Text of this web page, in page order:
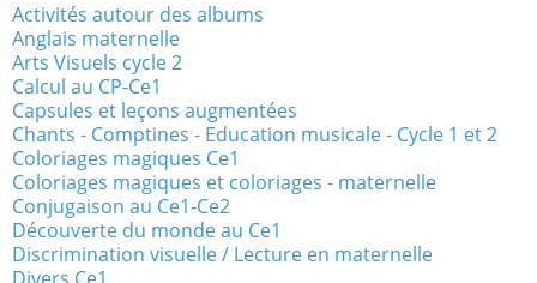
Activités autour des albums
Anglais maternelle
Arts Visuels cycle 2
Calcul au CP-Ce1
Capsules et leçons augmentées
Chants - Comptines - Education musicale - Cycle 1 et 2
Coloriages magiques Ce1
Coloriages magiques et coloriages - maternelle
Conjugaison au Ce1-Ce2
Découverte du monde au Ce1
Discrimination visuelle / Lecture en maternelle